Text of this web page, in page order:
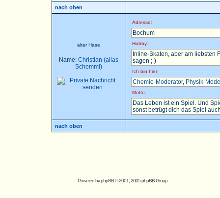
nach oben
alter Hase
Name: Christian (alias
Schemmi)
Adresse:
Bochum
Hobby::
Inline-Skaten, aber am liebsten
sagen ;-)
Ich bin hier:
Chemie-Moderator, Physik-
Motto:
Das Leben ist ein Spiel. Und
sonst betrügt dich das Spiel
nach oben
Powered byphpBB© 2001, 2005 phpBB Group